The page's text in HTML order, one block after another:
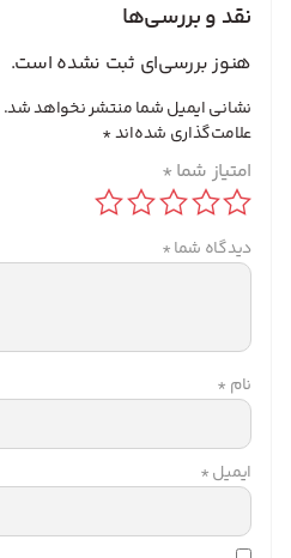
نقد و بررسی‌ها
هنوز بررسی‌ای ثبت نشده است.
نشانی ایمیل شما منتشر نخواهد شد.
علامت‌گذاری شده‌اند*
امتیاز شما *
دیدگاه شما*
نام *
ایمیل*